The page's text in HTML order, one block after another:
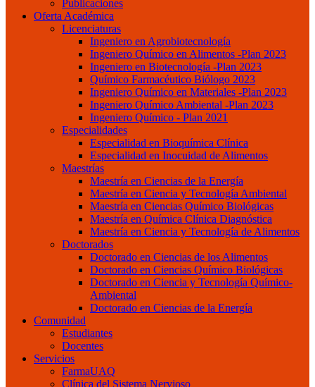
Publicaciones
Oferta Académica
Licenciaturas
Ingeniero en Agrobiotecnología
Ingeniero Químico en Alimentos -Plan 2023
Ingeniero en Biotecnología -Plan 2023
Químico Farmacéutico Biólogo 2023
Ingeniero Químico en Materiales -Plan 2023
Ingeniero Químico Ambiental -Plan 2023
Ingeniero Químico - Plan 2021
Especialidades
Especialidad en Bioquímica Clínica
Especialidad en Inocuidad de Alimentos
Maestrías
Maestría en Ciencias de la Energía
Maestría en Ciencia y Tecnología Ambiental
Maestría en Ciencias Químico Biológicas
Maestría en Química Clínica Diagnóstica
Maestría en Ciencia y Tecnología de Alimentos
Doctorados
Doctorado en Ciencias de los Alimentos
Doctorado en Ciencias Químico Biológicas
Doctorado en Ciencia y Tecnología Químico-
Ambiental
Doctorado en Ciencias de la Energía
Comunidad
Estudiantes
Docentes
Servicios
FarmaUAQ
Clínica del Sistema Nervioso